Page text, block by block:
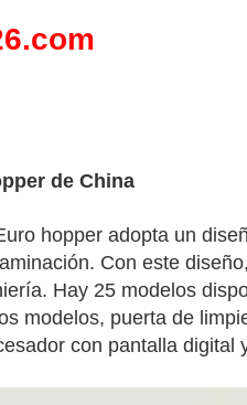
de China
hopper adopta un
Con este
Hay 25 modelos
modelos, puerta de
con pantalla